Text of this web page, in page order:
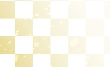
投
稿